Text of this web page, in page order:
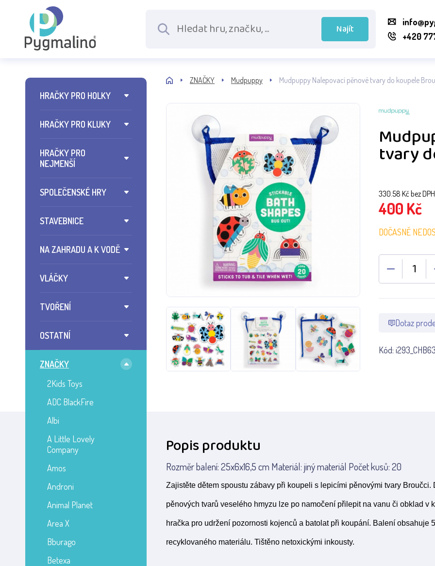
Najít
+420
HRAČKY PRO HOLKY
HRAČKY PRO KLUKY
HRAČKY PRO
NEJMENŠÍ
SPOLEČENSKÉ HRY
STAVEBNICE
NA ZAHRADU A K VODĚ
VLÁČKY
TVOŘENÍ
OSTATNÍ
ZNAČKY
2Kids Toys
ADC BlackFire
Albi
A Little Lovely
Company
Amos
Androni
Animal Planet
Area X
Bburago
Betexa
ZNAČKY Mudpuppy Mudpuppy Nalepovací pěnové tvary do koupele
tvary
330.58 Kč bez DPH
400 Kč
DOČASNĚ
Dotaz
Kód:
Popis produktu
Rozměr balení: 25x6x16,5 cm Materiál: jiný materiál Počet kusů: 20
Zajistěte dětem spoustu zábavy při koupeli s lepicími pěnovými tvary Broučci.
pěnových tvarů veselého hmyzu lze po namočení přilepit na vanu či obklad v
hračka pro udržení pozornosti kojenců a batolat při koupání. Balení obsahuje
recyklovaného materiálu. Tištěno netoxickými inkousty.